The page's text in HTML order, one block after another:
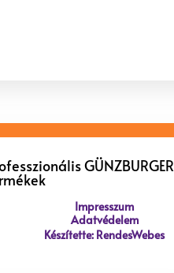
GÜNZBURGER
Impresszum
Adatvédelem
Készítette: RendesWebes